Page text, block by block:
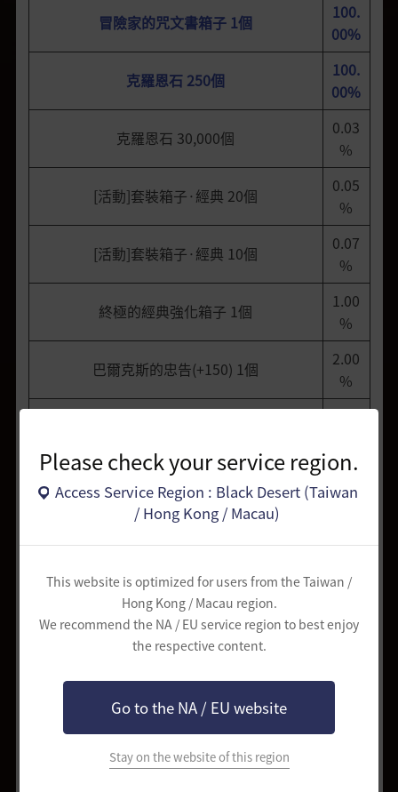
Please check your service region.
Access Service Region : Black Desert (Taiwan
/ Hong Kong / Macau)
This website is optimized for users from the Taiwan /
Hong Kong / Macau region.
We recommend the NA / EU service region to best enjoy
the respective content.
Go to the NA / EU website
Stay on the website of this region
冒險家的咒文書箱子 1個
100.
00%
克羅恩石 250個
100.
00%
克羅恩石 30,000個
0.03
%
[活動]套裝箱子·經典 20個
0.05
%
[活動]套裝箱子·經典 10個
0.07
%
終極的經典強化箱子 1個
1.00
%
巴爾克斯的忠告(+150) 1個
2.00
%
2.50
卡瑪希伯的祝福(15日) 1個
2.50
%
價值禮包(15日) 1個
[活動]套裝箱子·精品 1個
4.00
燦爛的經典強化箱子 1個
巴爾克斯的忠告(+130) 1個
晶瑩的克羅恩石包 1個